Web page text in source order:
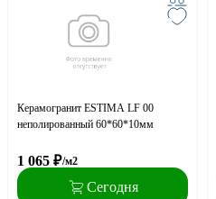
Керамогранит ESTIMA LF 00
неполированный 60*60*10мм
1 065 ₽/м2
Сегодня